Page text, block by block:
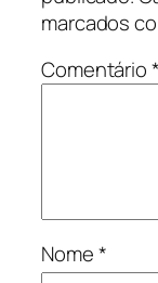
marcados
Comentário*
Nome*